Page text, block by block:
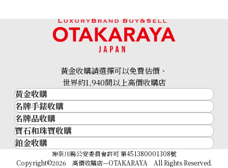
黃金收購請選擇可以免費估價、
世界約1,940間以上高價收購店
黃金收購
黃金･金條
金條
金幣及銀幣
過去十年黃金價格
金飾
名牌手錶收購
名牌手錶收購
勞力士 (Rolex)
Patek Philippe
Audemars Piguet
名牌品收購
名牌品收購
HERMES
LOUIS VUITTON
寶石和珠寶收購
寶石和珠寶
鉑金收購
神奈川縣公安委員會許可 第451380001308號
Copyright©2026 高價收購店—OTAKARAYA All Rights Reserved.